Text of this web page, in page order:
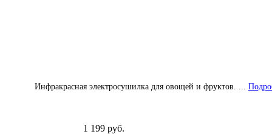
Инфракрасная электросушилка для овощей и фруктов. ...
1 199 руб.